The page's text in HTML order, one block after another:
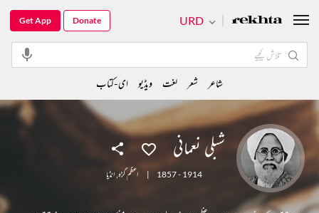
شبلی نعمانی
1857 - 1914
| اعظم گڑہ,انڈیا
URD
Get App Donate
شاعر شعر لغت ویڈیو ای-کتاب